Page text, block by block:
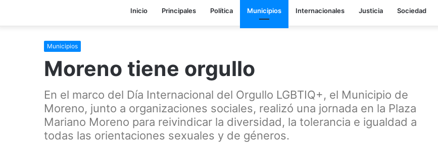
Inicio Principales Política Municipios Internacionales Justicia Sociedad
Municipios
Moreno tiene orgullo
En el marco del Día Internacional del Orgullo LGBTIQ+, el Municipio de
Moreno, junto a organizaciones sociales, realizó una jornada en la Plaza
Mariano Moreno para reivindicar la diversidad, la tolerancia e igualdad a
todas las orientaciones sexuales y de géneros.